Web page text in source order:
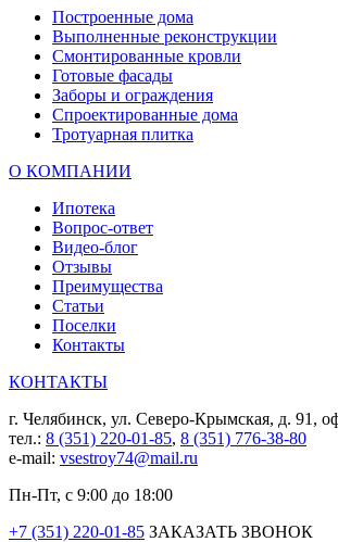
Построенные дома
Выполненные реконструкции
Смонтированные кровли
Готовые фасады
Заборы и ограждения
Спроектированные дома
Тротуарная плитка
О КОМПАНИИ
Ипотека
Вопрос-ответ
Видео-блог
Отзывы
Преимущества
Статьи
Поселки
Контакты
КОНТАКТЫ
г. Челябинск, ул. Северо-Крымская, д. 91,
тел.: 8 (351) 220-01-85, 8 (351) 776-38-80
e-mail: vsestroy74@mail.ru
Пн-Пт, с 9:00 до 18:00
+7 (351) 220-01-85 ЗАКАЗАТЬ ЗВОНОК